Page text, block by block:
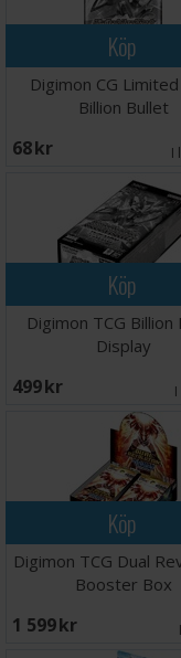
Köp
Digimon CG
Billion Bullet
68 SEK I
Köp
Digimon TCG Billion
Display
499 SEK
Köp
Digimon TCG Dual
Booster Box
1 599 SEK